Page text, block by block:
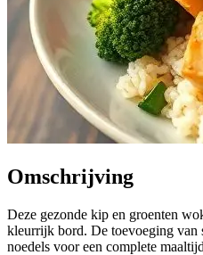
Omschrijving
Deze gezonde kip en groenten
kleurrijk bord. De toevoeging van
noedels voor een complete